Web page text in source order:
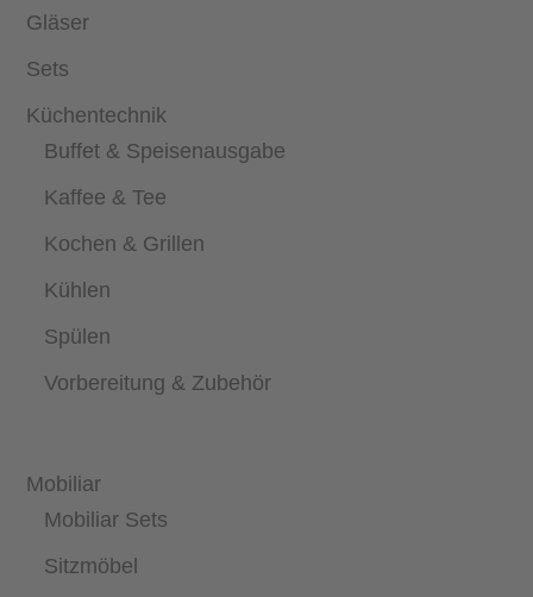
Gläser
Sets
Küchentechnik
Buffet & Speisenausgabe
Kaffee & Tee
Kochen & Grillen
Kühlen
Spülen
Vorbereitung & Zubehör
Mobiliar
Mobiliar Sets
Sitzmöbel